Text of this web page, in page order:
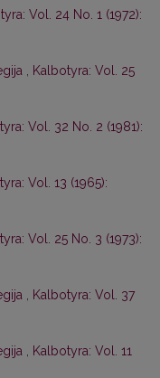
Vol. 24 No. 1 (1972):
Kalbotyra: Vol. 25
Vol. 32 No. 2 (1981):
Vol. 13 (1965):
Vol. 25 No. 3 (1973):
Kalbotyra: Vol. 37
Kalbotyra: Vol. 11